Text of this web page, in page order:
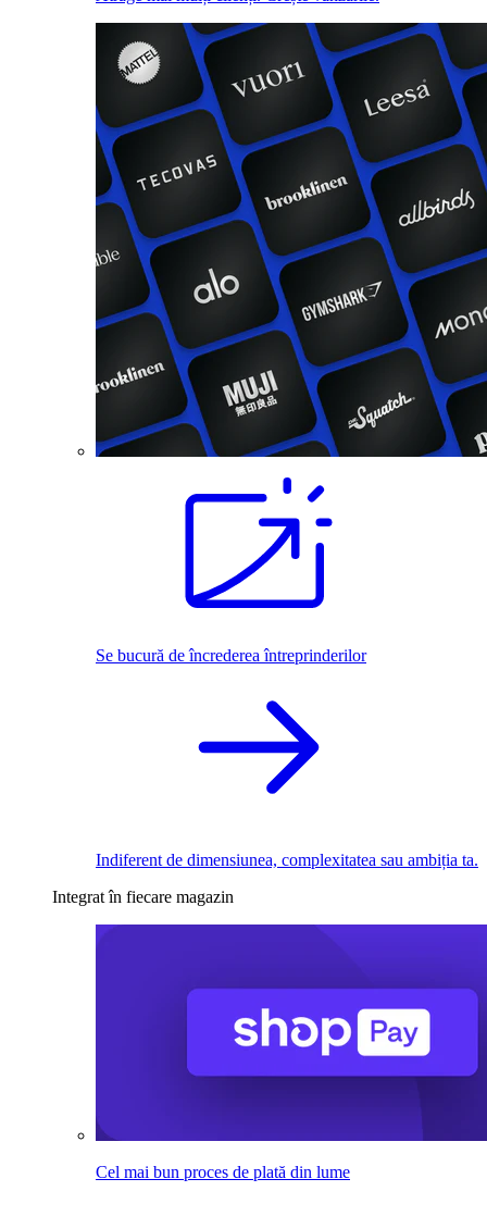
Se bucură de încrederea întreprinderilor
Indiferent de dimensiunea, complexitatea sau ambiția ta.
Integrat în fiecare magazin
Cel mai bun proces de plată din lume